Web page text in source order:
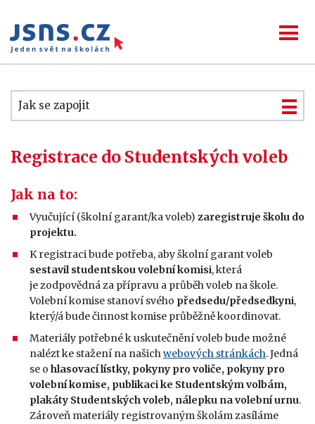
Jak se zapojit
Registrace do Studentských voleb
Jak na to:
Vyučující (školní garant/ka voleb) zaregistruje školu do
projektu.
K registraci bude potřeba, aby školní garant voleb
sestavil studentskou volební komisi, která
je zodpovědná za přípravu a průběh voleb na škole.
Volební komise stanoví svého předsedu/předsedkyni,
který/á bude činnost komise průběžně koordinovat.
Materiály potřebné k uskutečnění voleb bude možné
nalézt ke stažení na našichwebových stránkách. Jedná
se o hlasovací lístky, pokyny pro voliče, pokyny pro
volební komise, publikacike Studentským volbám,
plakáty Studentských voleb, nálepku na volební urnu.
Zároveň materiály registrovaným školám zasíláme